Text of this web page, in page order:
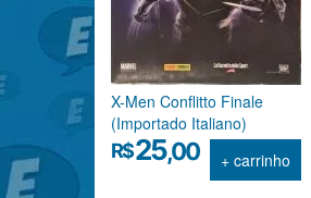
X-Men Conflitto Finale
(Importado Italiano)
R$25,00 + carrinho